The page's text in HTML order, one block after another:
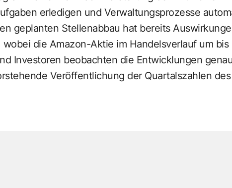
erledigen und Verwaltungsprozesse
geplanten Stellenabbau hat bereits
die Amazon-Aktie im Handelsverlauf um bis
Investoren beobachten die Entwicklungen
Veröffentlichung der Quartalszahlen